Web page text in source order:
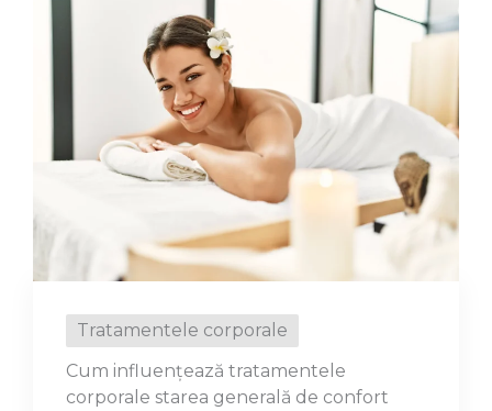
Tratamentele corporale
Cum influențează tratamentele
corporale starea generală de confort